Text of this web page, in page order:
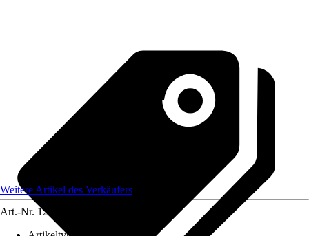
Weitere Artikel des Verkäufers
Art.-Nr. 12583614